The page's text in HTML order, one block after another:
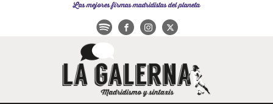
Las mejores firmas madridistas del planeta